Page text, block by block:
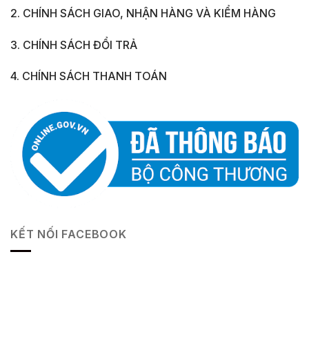
2. CHÍNH SÁCH GIAO, NHẬN HÀNG VÀ KIỂM HÀNG
3. CHÍNH SÁCH ĐỔI TRẢ
4. CHÍNH SÁCH THANH TOÁN
KẾT NỐI FACEBOOK